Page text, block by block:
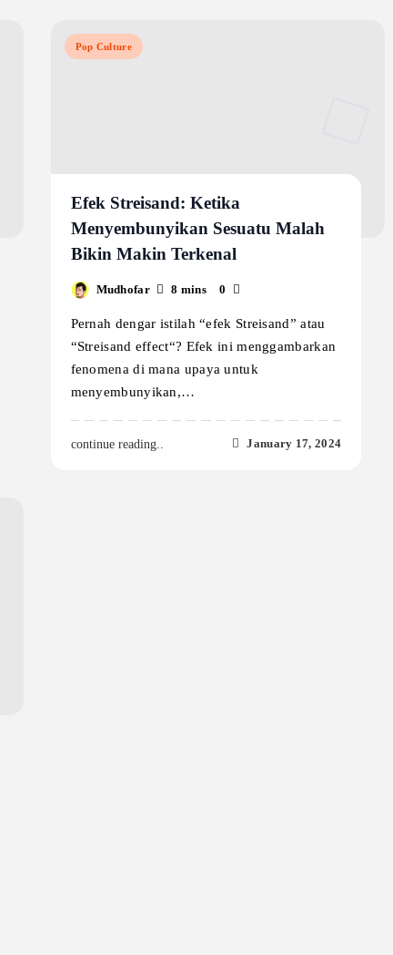
Pop Culture
Efek Streisand: Ketika
Menyembunyikan Sesuatu Malah
Bikin Makin Terkenal
Mudhofar 8 mins 0
Pernah dengar istilah “efek Streisand” atau
“Streisand effect“? Efek ini menggambarkan
fenomena di mana upaya untuk
menyembunyikan,…
continue reading.. January 17, 2024